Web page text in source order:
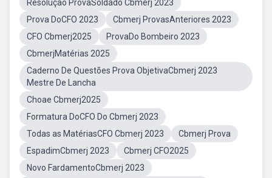
Resolução ProvaSoldado Cbmerj 2023
Prova DoCFO 2023
Cbmerj ProvasAnteriores 2023
CFO Cbmerj2025
ProvaDo Bombeiro 2023
CbmerjMatérias 2025
Caderno De Questões Prova ObjetivaCbmerj 2023
Mestre De Lancha
Choae Cbmerj2025
Formatura DoCFO Do Cbmerj 2023
Todas as MatériasCFO Cbmerj 2023
Cbmerj Prova
EspadimCbmerj 2023
Cbmerj CFO2025
Novo FardamentoCbmerj 2023